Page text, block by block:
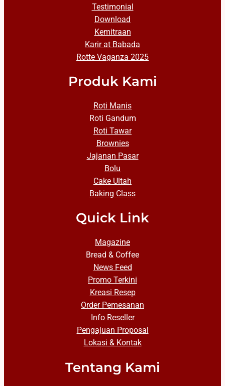
Testimonial
Download
Kemitraan
Karir at Babada
Rotte Vaganza 2025
Produk Kami
Roti Manis
Roti Gandum
Roti Tawar
Brownies
Jajanan Pasar
Bolu
Cake Ultah
Baking Class
Quick Link
Magazine
Bread & Coffee
News Feed
Promo Terkini
Kreasi Resep
Order Pemesanan
Info Reseller
Pengajuan Proposal
Lokasi & Kontak
Tentang Kami